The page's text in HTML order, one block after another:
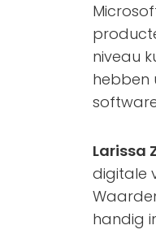
niveau
hebben
Larissa
digitale
handig